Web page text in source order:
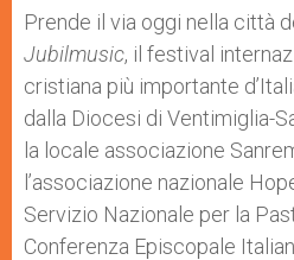
p
p
g
e
r
o
k
r
Prende il via oggi nella città
Jubilmusic, il festival
cristiana più importante
dalla Diocesi di Ventimiglia-
la locale associazione
l’associazione nazionale
Servizio Nazionale per la
Conferenza Episcopale